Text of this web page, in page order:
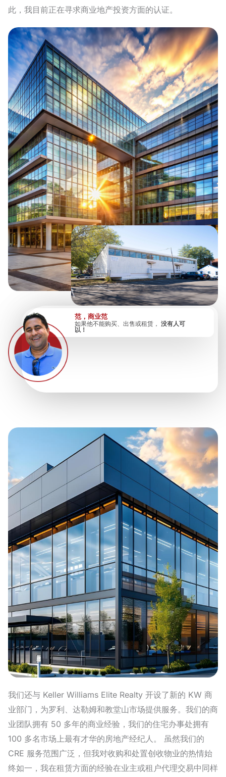
范，商业范
如果他不能购买、出售或租赁，没有人可
以！
此，我目前正在寻求商业地产投资方面的认证。
我们还与 Keller Williams Elite Realty 开设了新的 KW 商
业部门，为罗利、达勒姆和教堂山市场提供服务。我们的商
业团队拥有 50 多年的商业经验，我们的住宅办事处拥有
100 多名市场上最有才华的房地产经纪人。 虽然我们的
CRE 服务范围广泛，但我对收购和处置创收物业的热情始
终如一，我在租赁方面的经验在业主或租户代理交易中同样